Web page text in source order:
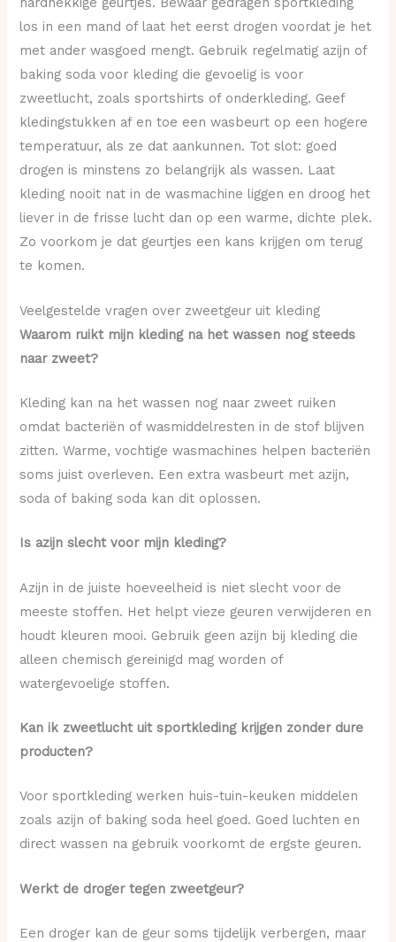
los in een mand of laat het eerst drogen voordat je het
met ander wasgoed mengt. Gebruik regelmatig azijn of
baking soda voor kleding die gevoelig is voor
zweetlucht, zoals sportshirts of onderkleding. Geef
kledingstukken af en toe een wasbeurt op een hogere
temperatuur, als ze dat aankunnen. Tot slot: goed
drogen is minstens zo belangrijk als wassen. Laat
kleding nooit nat in de wasmachine liggen en droog het
liever in de frisse lucht dan op een warme, dichte plek.
Zo voorkom je dat geurtjes een kans krijgen om terug
te komen.
Veelgestelde vragen over zweetgeur uit kleding
Waarom ruikt mijn kleding na het wassen nog steeds
naar zweet?
Kleding kan na het wassen nog naar zweet ruiken
omdat bacteriën of wasmiddelresten in de stof blijven
zitten. Warme, vochtige wasmachines helpen bacteriën
soms juist overleven. Een extra wasbeurt met azijn,
soda of baking soda kan dit oplossen.
Is azijn slecht voor mijn kleding?
Azijn in de juiste hoeveelheid is niet slecht voor de
meeste stoffen. Het helpt vieze geuren verwijderen en
houdt kleuren mooi. Gebruik geen azijn bij kleding die
alleen chemisch gereinigd mag worden of
watergevoelige stoffen.
Kan ik zweetlucht uit sportkleding krijgen zonder dure
producten?
Voor sportkleding werken huis-tuin-keuken middelen
zoals azijn of baking soda heel goed. Goed luchten en
direct wassen na gebruik voorkomt de ergste geuren.
Werkt de droger tegen zweetgeur?
Een droger kan de geur soms tijdelijk verbergen, maar